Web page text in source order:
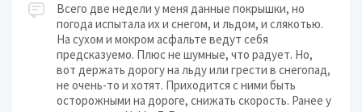
Всего две недели у меня данные покрышки, но
погода испытала их и снегом, и льдом, и слякотью.
На сухом и мокром асфальте ведут себя
предсказуемо. Плюс не шумные, что радует. Но,
вот держать дорогу на льду или грести в снегопад,
не очень-то и хотят. Приходится с ними быть
осторожными на дороге, снижать скорость. Ранее у